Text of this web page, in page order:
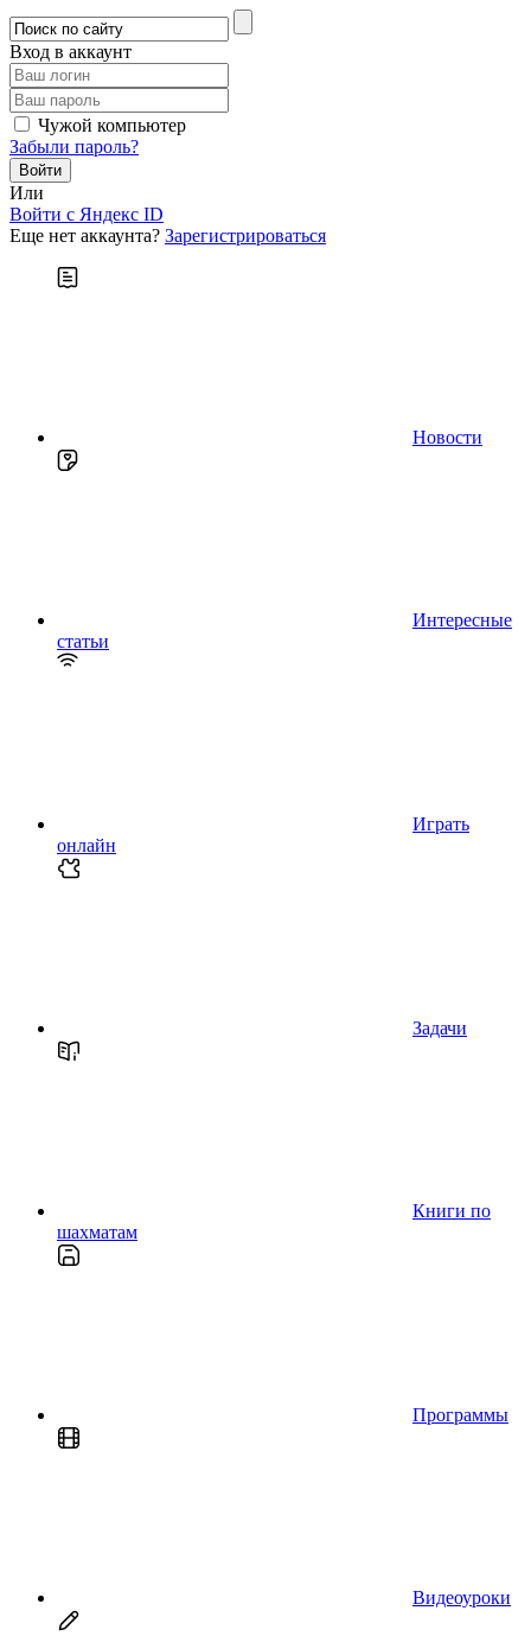
Вход в аккаунт
Чужой компьютер
Забыли пароль?
Или
Войти c Яндекс ID
Еще нет аккаунта? Зарегистрироваться
Новости
Интересные
статьи
Играть
онлайн
Задачи
Книги по
шахматам
Программы
Видеоуроки